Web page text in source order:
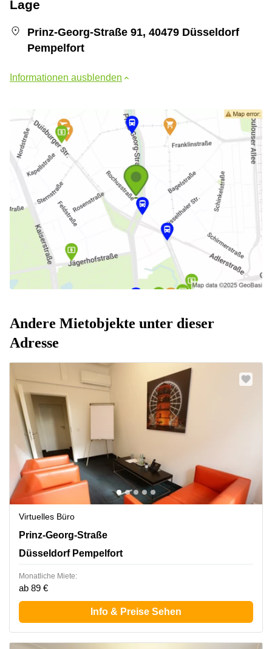
Lage
Prinz-Georg-Straße 91, 40479 Düsseldorf
Pempelfort
Informationen ausblenden
Andere Mietobjekte unter dieser
Adresse
Virtuelles Büro
Prinz-Georg-Straße 91, Düsseldorf Pempelfort
Prinz-Georg-Straße
Düsseldorf Pempelfort
Monatliche Miete:
ab 89 €
Info & Preise Sehen